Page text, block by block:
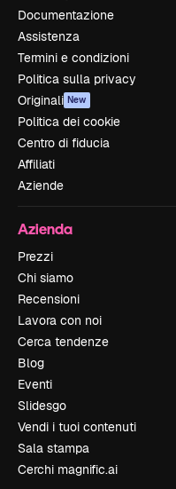
Documentazione
Assistenza
Termini e condizioni
Politica sulla privacy
Originali New
Politica dei cookie
Centro di fiducia
Affiliati
Aziende
Azienda
Prezzi
Chi siamo
Recensioni
Lavora con noi
Cerca tendenze
Blog
Eventi
Slidesgo
Vendi i tuoi contenuti
Sala stampa
Cerchi magnific.ai